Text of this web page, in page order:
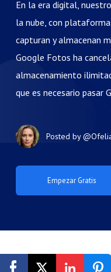
En la era digital,
la nube, con
capturan y almacenan
Google Fotos ha
almacenamiento
que es necesario pasar
Posted by